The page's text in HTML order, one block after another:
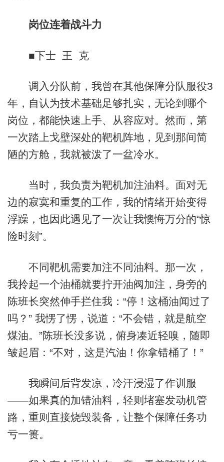
岗位连着战斗力
■下士 王 克
调入分队前，我曾在其他保障分队服役3
年，自认为技术基础足够扎实，无论到哪个
岗位，都能快速上手、从容应对。然而，第
一次踏上戈壁深处的靶机阵地，见到那间简
陋的方舱，我就被泼了一盆冷水。
当时，我负责为靶机加注油料。面对无
边的寂寞和重复的工作，我的情绪开始变得
浮躁，也因此遇见了一次让我懊悔万分的“惊
险时刻”。
不同靶机需要加注不同油料。那一次，
我拎起一个油桶就要拧开油阀加注，身旁的
陈班长突然伸手拦住我：“停！这桶油闻过了
吗？” 我愣了愣，说道：“不会错，就是航空
煤油。”陈班长没多说，俯身凑近轻嗅，随即
皱起眉：“不对，这是汽油！你拿错桶了！”
我瞬间后背发凉，冷汗浸湿了作训服
——如果真的加错油料，轻则堵塞发动机管
路，重则直接烧毁装备，让整个保障任务功
亏一篑。